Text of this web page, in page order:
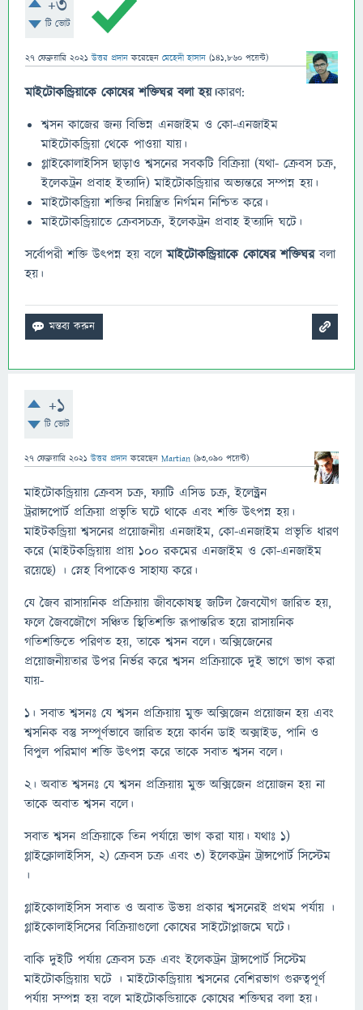
+3
টি ভোট
27 ফেব্রুয়ারি 2021 উত্তর প্রদান করেছেন মেহেদী হাসান (141,860 পয়েন্ট)
মাইটোকন্ড্রিয়াকে কোষের শক্তিঘর বলা হয়।কারণ:
শ্বসন কাজের জন্য বিভিন্ন এনজাইম ও কো-এনজাইম
মাইটোকন্ড্রিয়া থেকে পাওয়া যায়।
গ্লাইকোলাইসিস ছাড়াও শ্বসনের সবকটি বিক্রিয়া (যথা- ক্রেবস চক্র,
ইলেকট্রন প্রবাহ ইত্যাদি) মাইটোকন্ড্রিয়ার অভ্যন্তরে সম্পন্ন হয়।
মাইটোকন্ড্রিয়া শক্তির নিয়ন্ত্রিত নির্গমন নিশ্চিত করে।
মাইটোকন্ড্রিয়াতে ক্রেবসচক্র, ইলেকট্রন প্রবাহ ইত্যাদি ঘটে।
সর্বোপরী শক্তি উৎপন্ন হয় বলেমাইটোকন্ড্রিয়াকে কোষের শক্তিঘরবলা
হয়।
+1
টি ভোট
27 ফেব্রুয়ারি 2021 উত্তর প্রদান করেছেন Martian (93,090 পয়েন্ট)
মাইটোকন্ড্রিয়ায় ক্রেবস চক্র, ফ্যাটি এসিড চক্র, ইলেক্ট্রন
ট্ররান্সপোর্ট প্রক্রিয়া প্রভৃতি ঘটে থাকে এবং শক্তি উৎপন্ন হয়।
মাইটকন্ড্রিয়া শ্বসনের প্রয়োজনীয় এনজাইম, কো-এনজাইম প্রভৃতি ধারণ
করে (মাইটকন্ড্রিয়ায় প্রায় ১০০ রকমের এনজাইম ও কো-এনজাইম
রয়েছে) । স্নেহ বিপাকেও সাহায্য করে।
যে জৈব রাসায়নিক প্রক্রিয়ায় জীবকোষস্থ জটিল জৈবযৌগ জারিত হয়,
ফলে জৈবজৌগে সঞ্চিত স্থিতিশক্তি রূপান্তরিত হয়ে রাসায়নিক
গতিশক্তিতে পরিণত হয়, তাকে শ্বসন বলে। অক্সিজেনের
প্রয়োজনীয়তার উপর নির্ভর করে শ্বসন প্রক্রিয়াকে দুই ভাগে ভাগ করা
যায়-
১। সবাত শ্বসনঃ যে শ্বসন প্রক্রিয়ায় মুক্ত অক্সিজেন প্রয়োজন হয় এবং
শ্বসনিক বস্তু সম্পূর্ণভাবে জারিত হয়ে কার্বন ডাই অক্সাইড, পানি ও
বিপুল পরিমাণ শক্তি উৎপন্ন করে তাকে সবাত শ্বসন বলে।
২। অবাত শ্বসনঃ যে শ্বসন প্রক্রিয়ায় মুক্ত অক্সিজেন প্রয়োজন হয় না
তাকে অবাত শ্বসন বলে।
সবাত শ্বসন প্রক্রিয়াকে তিন পর্যায়ে ভাগ করা যায়। যথাঃ ১)
গ্লাইক্লোলাইসিস, ২) ক্রেবস চক্র এবং ৩) ইলেকট্রন ট্রান্সপোর্ট সিস্টেম
।
গ্লাইকোলাইসিস সবাত ও অবাত উভয় প্রকার শ্বসনেরই প্রথম পর্যায় ।
গ্লাইকোলাইসিসের বিক্রিয়াগুলো কোষের সাইটোপ্লাজমে ঘটে।
বাকি দুইটি পর্যায় ক্রেবস চক্র এবং ইলেকট্রন ট্রান্সপোর্ট সিস্টেম
মাইটোকন্ড্রিয়ায় ঘটে । মাইটোকন্ড্রিয়ায় শ্বসনের বেশিরভাগ গুরুত্বপূর্ণ
পর্যায় সম্পন্ন হয় বলে মাইটোকন্ডিয়াকে কোষের শক্তিঘর বলা হয়।